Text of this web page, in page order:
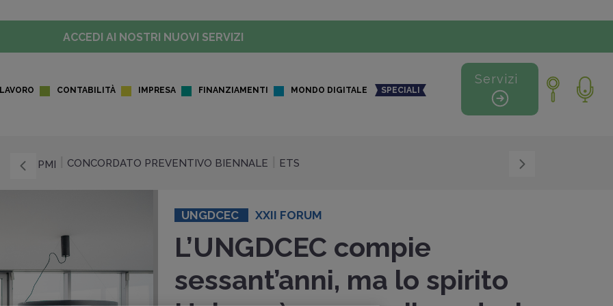
ACCEDI AI NOSTRI NUOVI SERVIZI
LAVORO CONTABILITÀ IMPRESA FINANZIAMENTI MONDO DIGITALE SPECIALI
Servizi
PMI CONCORDATO PREVENTIVO BIENNALE ETS
UNGDCEC XXII FORUM
L’UNGDCEC compie
sessant’anni, ma lo spirito